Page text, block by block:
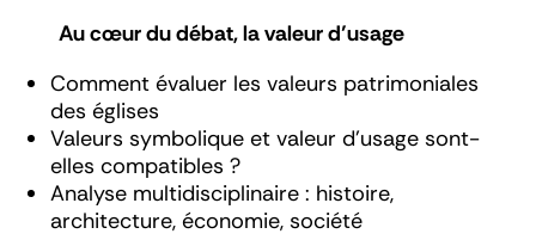
Au cœur du débat, la valeur d’usage
Comment évaluer les valeurs patrimoniales
des églises
Valeurs symbolique et valeur d’usage sont-
elles compatibles ?
Analyse multidisciplinaire : histoire,
architecture, économie, société